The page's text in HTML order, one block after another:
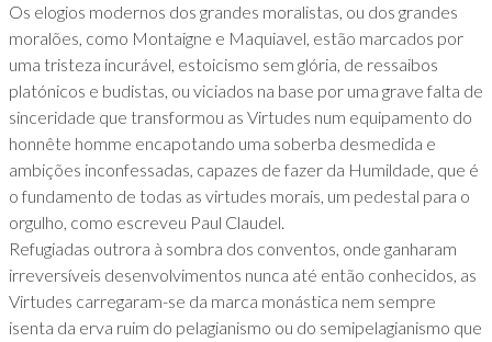
Os elogios modernos dos grandes moralistas, ou dos grandes
moralões, como Montaigne e Maquiavel, estão marcados por
uma tristeza incurável, estoicismo sem glória, de ressaibos
platónicos e budistas, ou viciados na base por uma grave falta de
sinceridade que transformou as Virtudes num equipamento do
honnête homme encapotando uma soberba desmedida e
ambições inconfessadas, capazes de fazer da Humildade, que é
o fundamento de todas as virtudes morais, um pedestal para o
orgulho, como escreveu Paul Claudel.
Refugiadas outrora à sombra dos conventos, onde ganharam
irreversíveis desenvolvimentos nunca até então conhecidos, as
Virtudes carregaram-se da marca monástica nem sempre
isenta da erva ruim do pelagianismo ou do semipelagianismo que